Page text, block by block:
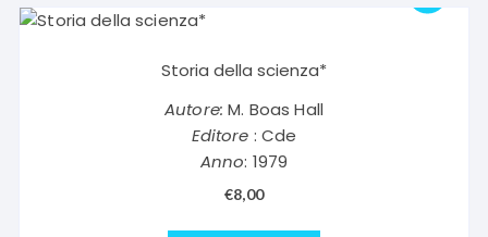
Storia della scienza*
Autore: M. Boas Hall
Editore : Cde
Anno: 1979
€8,00